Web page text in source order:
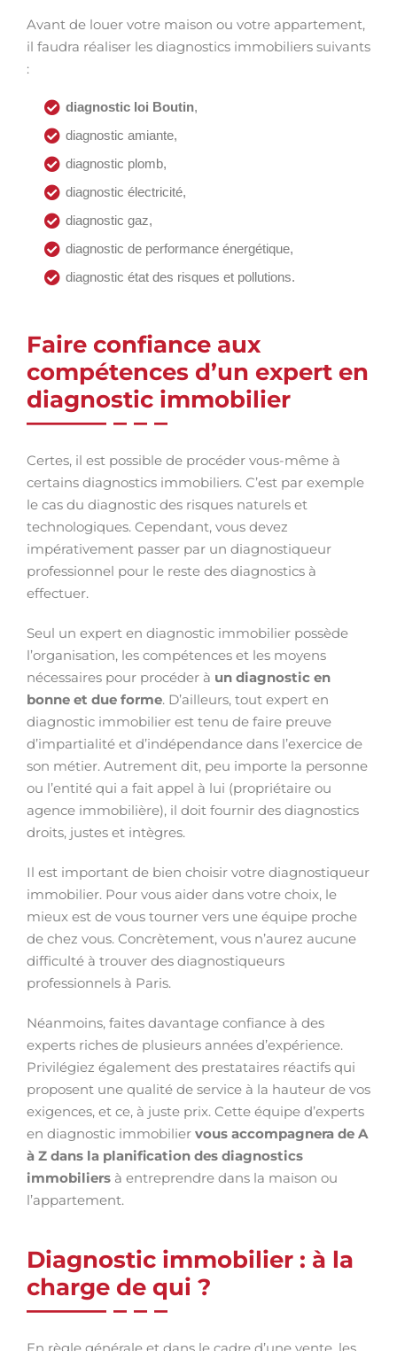
Avant de louer votre maison ou votre appartement,
il faudra réaliser les diagnostics immobiliers suivants
:
diagnostic loi Boutin,
diagnostic amiante,
diagnostic plomb,
diagnostic électricité,
diagnostic gaz,
diagnostic de performance énergétique,
diagnostic état des risques et pollutions.
Faire confiance aux
compétences d’un expert en
diagnostic immobilier
Certes, il est possible de procéder vous-même à
certains diagnostics immobiliers. C’est par exemple
le cas du diagnostic des risques naturels et
technologiques. Cependant, vous devez
impérativement passer par un diagnostiqueur
professionnel pour le reste des diagnostics à
effectuer.
Seul un expert en diagnostic immobilier possède
l’organisation, les compétences et les moyens
nécessaires pour procéder à un diagnostic en
bonne et due forme. D’ailleurs, tout expert en
diagnostic immobilier est tenu de faire preuve
d’impartialité et d’indépendance dans l’exercice de
son métier. Autrement dit, peu importe la personne
ou l’entité qui a fait appel à lui (propriétaire ou
agence immobilière), il doit fournir des diagnostics
droits, justes et intègres.
Il est important de bien choisir votre diagnostiqueur
immobilier. Pour vous aider dans votre choix, le
mieux est de vous tourner vers une équipe proche
de chez vous. Concrètement, vous n’aurez aucune
difficulté à trouver des diagnostiqueurs
professionnels à Paris.
Néanmoins, faites davantage confiance à des
experts riches de plusieurs années d’expérience.
Privilégiez également des prestataires réactifs qui
proposent une qualité de service à la hauteur de vos
exigences, et ce, à juste prix. Cette équipe d’experts
en diagnostic immobilier vous accompagnera de A
à Z dans la planification des diagnostics
immobiliers à entreprendre dans la maison ou
l’appartement.
Diagnostic immobilier : à la
charge de qui ?